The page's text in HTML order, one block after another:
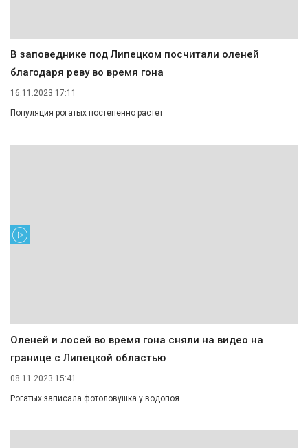
В заповеднике под Липецком посчитали оленей
благодаря реву во время гона
16.11.2023 17:11
Популяция рогатых постепенно растет
Оленей и лосей во время гона сняли на видео на
границе с Липецкой областью
08.11.2023 15:41
Рогатых записала фотоловушка у водопоя